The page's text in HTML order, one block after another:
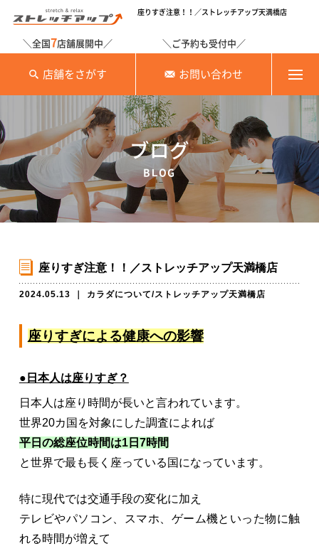
座りすぎ注意！！／ストレッチアップ天満橋店
＼全国7店舗展開中／
店舗をさがす
＼ご予約も受付中／
お問い合わせ
ブログ
BLOG
座りすぎ注意！！／ストレッチアップ天満橋店
2024.05.13 カラダについて/ストレッチアップ天満橋店
座りすぎによる健康への影響
● ⽇本⼈は座りすぎ？
日本人は座り時間が長いと言われています。
世界20カ国を対象にした調査によれば
平日の総座位時間は1日7時間
と世界で最も長く座っている国になっています。
特に現代では交通手段の変化に加え
テレビやパソコン、スマホ、ゲーム機といった物に触
れる時間が増えて